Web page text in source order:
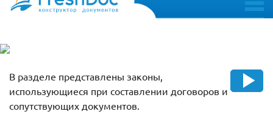
toggle
В разделе представлены законы,
использующиеся при составлении договоров и
сопутствующих документов.